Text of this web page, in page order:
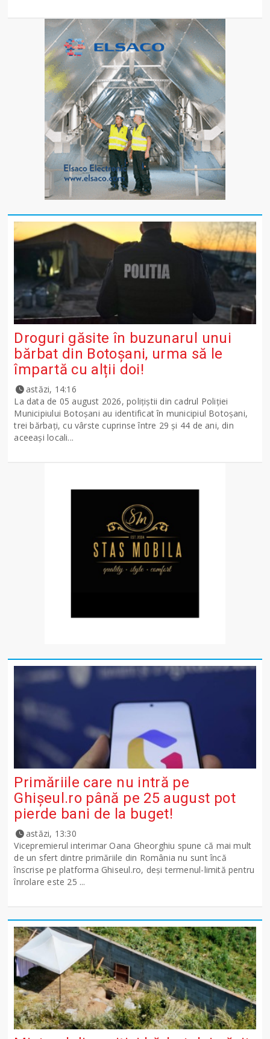
Droguri găsite în buzunarul unui
bărbat din Botoșani, urma să le
împartă cu alții doi!
astăzi, 14:16
La data de 05 august 2026, polițiștii din cadrul Poliției
Municipiului Botoșani au identificat în municipiul Botoșani,
trei bărbați, cu vârste cuprinse între 29 și 44 de ani, din
aceeași locali...
Primăriile care nu intră pe
Ghişeul.ro până pe 25 august pot
pierde bani de la buget!
astăzi, 13:30
Vicepremierul interimar Oana Gheorghiu spune că mai mult
de un sfert dintre primăriile din România nu sunt încă
înscrise pe platforma Ghiseul.ro, deși termenul-limită pentru
înrolare este 25 ...